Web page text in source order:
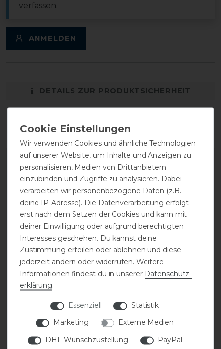
verfassen.
ANMELDEN
DETAILS ZUR PRODUKTSICHERHEIT
Das perfekte Zubehör für dich
-10%
Ariat Wythburn H2O
Waterproof
Countrystiefel Damen
statt 270,00 €
243,00 € *
Paar
Mattes Lammfell
Einlegesohlen
13,50 € *
Wir verwenden Cookies und ähnliche Technologien
auf unserer Website, um Inhalte und Anzeigen zu
personalisieren, Medien von Drittanbietern
einzubinden und Zugriffe zu analysieren. Dabei
verarbeiten wir personenbezogene Daten (z.B.
deine IP-Adresse). Die Datenverarbeitung erfolgt
erst nach dem Setzen der Cookies und kann mit
deiner Einwilligung oder aufgrund berechtigten
Interesses geschehen. Du kannst deine
Zustimmung erteilen oder ablehnen und diese
jederzeit ändern oder widerrufen. Weitere
Informationen findest du in unserer Daten­schutz­
erklärung.
Essenziell
Statistik
Marketing
Externe Medien
DHL Wunschzustellung
PayPal